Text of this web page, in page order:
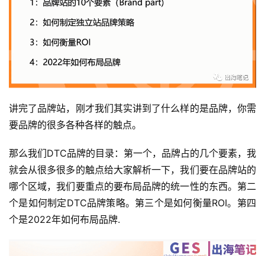
广
运
营
实
战
分
享
讲完了品牌站，刚才我们其实讲到了什么样的是品牌，你需
要品牌的很多各种各样的触点。
那么我们DTC品牌的目录：第一个，品牌占的几个要素，我
就会从很多很多的触点给大家解析一下，我们要在品牌站的
哪个区域，我们要重点的要布局品牌的统一性的东西。第二
个是如何制定DTC品牌策略。第三个是如何衡量ROI。第四
个是2022年如何布局品牌.